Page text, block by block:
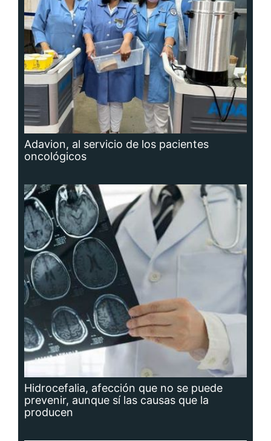
Adavion, al servicio de los pacientes
oncológicos
Hidrocefalia, afección que no se puede
prevenir, aunque sí las causas que la
producen